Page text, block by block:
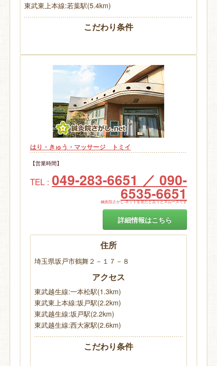
東武東上本線:若葉駅(5.4km)
こだわり条件
はり・きゅう・マッサージ トミイ
【営業時間】
TEL : 049-283-6651 ／ 090-
6535-6651
鍼灸院さがし.ネットを見たと言うとスムーズです
詳細情報はこちら
住所
埼玉県坂戸市鶴舞２－１７－８
アクセス
東武越生線:一本松駅(1.3km)
東武東上本線:坂戸駅(2.2km)
東武越生線:坂戸駅(2.2km)
東武越生線:西大家駅(2.6km)
こだわり条件